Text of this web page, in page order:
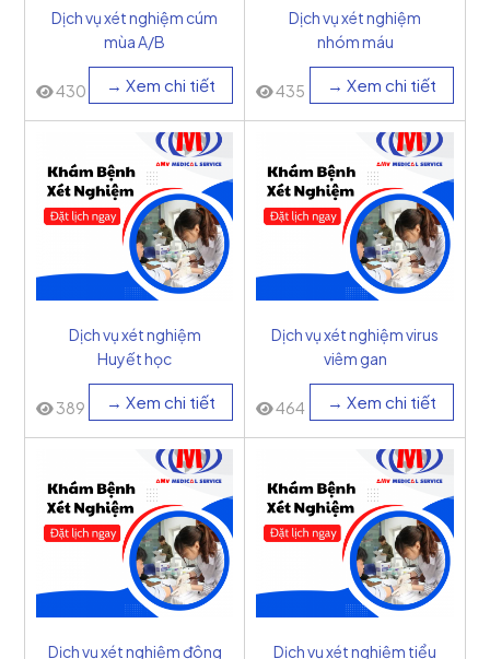
Dịch vụ xét nghiệm cúm
mùa A/B
430 → Xem chi tiết
Dịch vụ xét nghiệm
nhóm máu
435 → Xem chi tiết
Dịch vụ xét nghiệm
Huyết học
389 → Xem chi tiết
Dịch vụ xét nghiệm virus
viêm gan
464 → Xem chi tiết
Dịch vụ xét nghiệm đông
Dịch vụ xét nghiệm tiểu